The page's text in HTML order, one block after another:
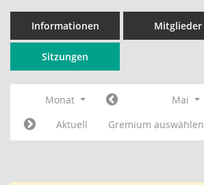
Informationen Mitglieder
Sitzungen
Monat Mai
Aktuell
Gremium auswählen